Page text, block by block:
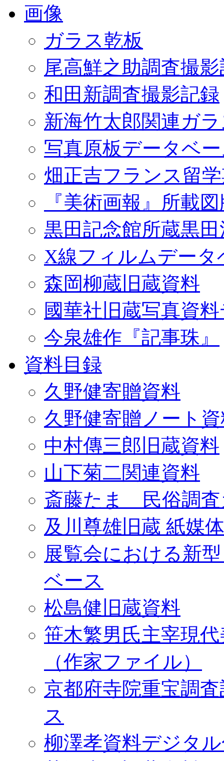
画像
ガラス乾板
尾高鮮之助調査撮
和田新調査撮影記録
新海竹太郎関連ガ
写真原板データベ
畑正吉フランス留
『美術画報』所載
黒田記念館所蔵黒
X線フィルムデータ
森岡柳蔵旧蔵資料
國華社旧蔵写真資
今泉雄作『記事珠』
資料目録
久野健寄贈資料
久野健寄贈ノート
中村傳三郎旧蔵資料
山下菊二関連資料
斎藤たま 民俗調査
及川尊雄旧蔵 紙媒
展覧会における新
ベース
松島健旧蔵資料
笹木繁男氏主宰現
（作家ファイル）
京都府寺院重宝調
ス
柳澤孝資料デジタ